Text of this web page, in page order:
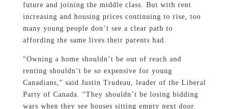
future and joining the middle class. But with rent
increasing and housing prices continuing to rise, too
many young people don’t see a clear path to
affording the same lives their parents had.
“Owning a home shouldn’t be out of reach and
renting shouldn’t be so expensive for young
Canadians,” said Justin Trudeau, leader of the Liberal
Party of Canada. “They shouldn’t be losing bidding
wars when they see houses sitting empty next door.